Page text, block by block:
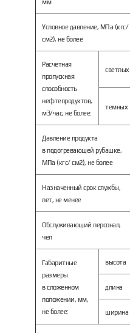
мм
Условное давление, МПа (кгс/
см2), не более
Расчетная
пропускная
способность
нефтепродуктов,
м3/час, не более:
светлых
темных
Давление продукта
в подогревающей рубашке,
МПа (кгс/ см2), не более
Назначенный срок службы,
лет, не менее
Обслуживающий персонал,
чел
Габаритные
размеры
в сложенном
положении, мм,
не более:
высота
длина
ширина